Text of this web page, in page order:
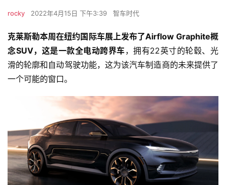
rocky 2022年4月15日 下午3:39 智车时代
克莱斯勒本周在纽约国际车展上发布了Airflow Graphite概
念SUV，这是一款全电动跨界车，拥有22英寸的轮毂、光
滑的轮廓和自动驾驶功能，这为该汽车制造商的未来提供了
一个可能的窗口。